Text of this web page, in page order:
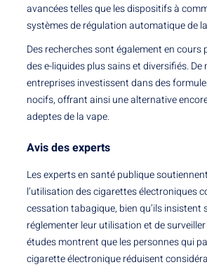
avancées telles que les dispositifs à
systèmes de régulation automatique de
Des recherches sont également en cours
des e-liquides plus sains et diversifiés. De
entreprises investissent dans des
nocifs, offrant ainsi une alternative
adeptes de la vape.
Avis des experts
Les experts en santé publique
l’utilisation des cigarettes électroniques
cessation tabagique, bien qu’ils insistent
réglementer leur utilisation et de
études montrent que les personnes qui
cigarette électronique réduisent